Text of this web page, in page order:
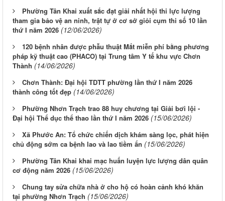
Phường Tân Khai xuất sắc đạt giải nhất hội thi lực lượng
tham gia bảo vệ an ninh, trật tự ở cơ sở giỏi cụm thi số 10 lần
thứ I năm 2026 (12/06/2026)
120 bệnh nhân được phẫu thuật Mắt miễn phí bằng phương
pháp kỹ thuật cao (PHACO) tại Trung tâm Y tế khu vực Chơn
Thành (14/06/2026)
Chơn Thành: Đại hội TDTT phường lần thứ I năm 2026
thành công tốt đẹp (14/06/2026)
Phường Nhơn Trạch trao 88 huy chương tại Giải bơi lội -
Đại hội Thể dục thể thao lần thứ I năm 2026 (15/06/2026)
Xã Phước An: Tổ chức chiến dịch khám sàng lọc, phát hiện
chủ động sớm ca bệnh lao và lao tiềm ẩn (15/06/2026)
Phường Tân Khai khai mạc huấn luyện lực lượng dân quân
cơ động năm 2026 (15/06/2026)
Chung tay sửa chữa nhà ở cho hộ có hoàn cảnh khó khăn
tại phường Nhơn Trạch (15/06/2026)